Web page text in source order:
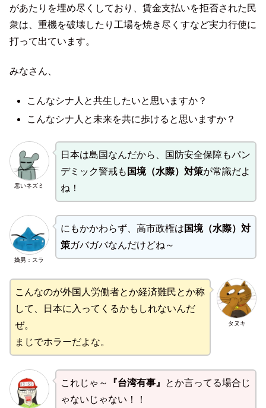
があたりを埋め尽くしており、賃金支払いを拒否された民
衆は、重機を破壊したり工場を焼き尽くすなど実力行使に
打って出ています。
みなさん、
こんなシナ人と共生したいと思いますか？
こんなシナ人と未来を共に歩けると思いますか？
悪いネズミ
日本は島国なんだから、国防安全保障もパン
デミック警戒も 国境（水際）対策が常識だよ
ね！
嫡男：スラ
にもかかわらず、高市政権は 国境（水際）対
策ガバガバなんだけどね～
タヌキ
こんなのが外国人労働者とか経済難民とか称
して、日本に入ってくるかもしれないんだ
ぜ。
まじでホラーだよな。
これじゃ～ 『台湾有事』
とか言ってる場合じ
ゃないじゃない！！